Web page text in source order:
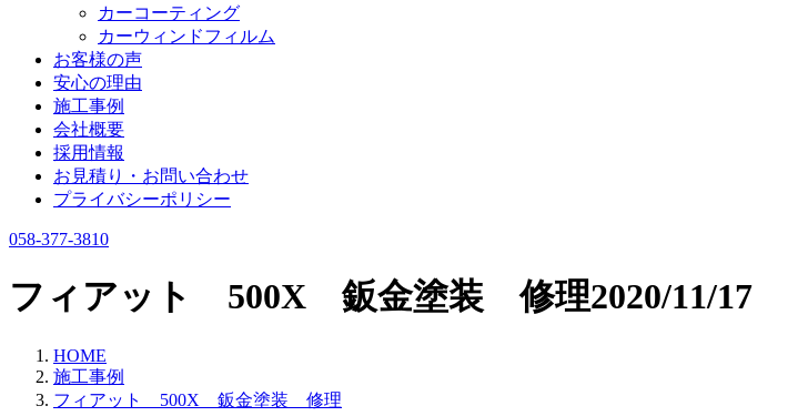
カーコーティング
カーウィンドフィルム
お客様の声
安心の理由
施工事例
会社概要
採用情報
お見積り・お問い合わせ
プライバシーポリシー
058-377-3810
フィアット 500X 鈑金塗装 修理2020/11/17
HOME
施工事例
フィアット 500X 鈑金塗装 修理